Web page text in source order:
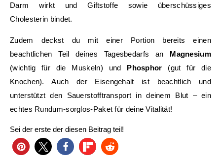
Darm wirkt und Giftstoffe sowie überschüssiges
Cholesterin bindet.
Zudem deckst du mit einer Portion bereits einen
beachtlichen Teil deines Tagesbedarfs an Magnesium
(wichtig für die Muskeln) und Phosphor (gut für die
Knochen). Auch der Eisengehalt ist beachtlich und
unterstützt den Sauerstofftransport in deinem Blut – ein
echtes Rundum-sorglos-Paket für deine Vitalität!
Sei der erste der diesen Beitrag teil!